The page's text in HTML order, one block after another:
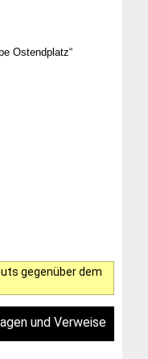
Ostendplatz“
gegenüber dem
und Verweise